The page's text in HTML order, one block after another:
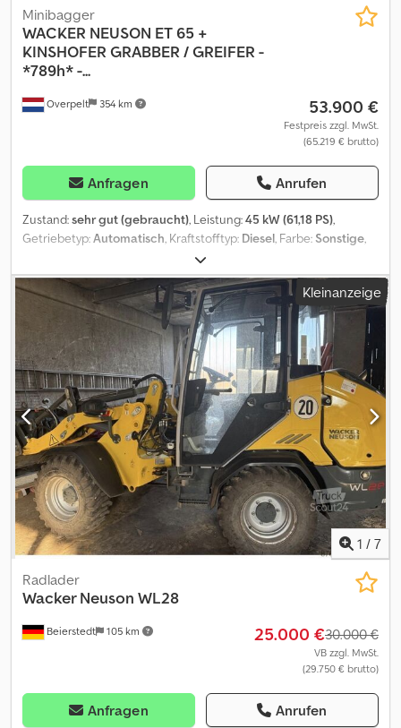
Overpelt 354 km
Minibagger
WACKER NEUSON ET 65 +
KINSHOFER GRABBER / GREIFER -
*789h* -...
53.900 €
Festpreis zzgl. MwSt.
(65.219 € brutto)
Anfragen Anrufen
Zustand:sehr gut (gebraucht), Leistung:45 kW (61,18 PS),
Getriebetyp:Automatisch, Kraftstofftyp: Diesel, Farbe:Sonstige,
, Erstzulassung:
Betriebsstunden:789 h, = Weitere Optionen und Zubehör =
Codjzpbicepfx Alcorf - A/C - AIR CONDITION -
RUCKFAHRTKAMERA = Anmerkungen = Antriebsstrang Stufe
(Tier): Stage V / Tier V Allgemein Produktionsland: AUSTRIA
Zustand CE-Typ: CE, EPA, TÜV = Weitere Informationen =
Technische Informationen Zylinderzahl: 4 Motorhubraum: 2.220
cc Antrieb: Raupe Motortyp: PERKINS 404J-E22T Gewichte
Leergewicht: 6.271 kg Zuladung: 280 kg zGG: 6.551 kg Funktionell
Schnellwechselsystem: Ja CE-Kennzeichnung: ja Zustand
Technischer Zustand: sehr gut Optischer Zustand: sehr gut
Kleinanzeige
1 / 7
Beierstedt 105 km
Radlader
Wacker Neuson WL28
25.000 €30.000 €
VB zzgl. MwSt.
(29.750 € brutto)
Anfragen Anrufen